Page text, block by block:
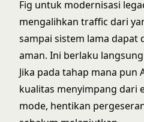
Fig untuk modernisasi
mengalihkan traffic dari
sampai sistem lama dapat
aman. Ini berlaku
Jika pada tahap mana pun
kualitas menyimpang dari
mode, hentikan